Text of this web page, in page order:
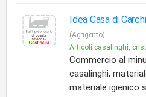
Idea Casa di
(Agrigento)
Articoli casalinghi,
Commercio al
casalinghi,
materiale igienico